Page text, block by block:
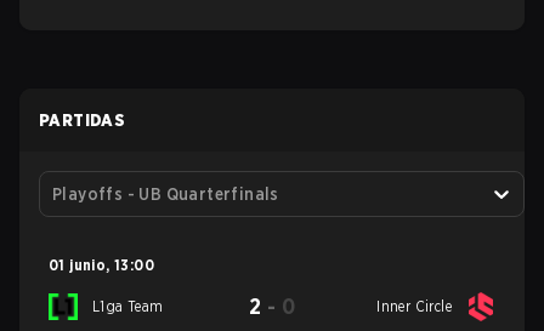
PARTIDAS
Playoffs - UB Quarterfinals
01 junio, 13:00
L1ga Team 2 - 0 Inner Circle